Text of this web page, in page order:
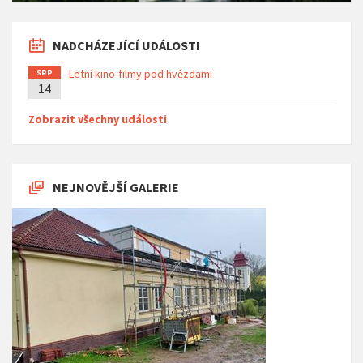
NADCHÁZEJÍCÍ UDÁLOSTI
SRP
14
Letní kino-filmy pod hvězdami
Zobrazit všechny události
NEJNOVĚJŠÍ GALERIE